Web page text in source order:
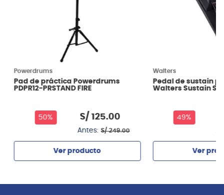
Powerdrums
Pad de práctica Powerdrums
PDPR12-PRSTAND FIRE
50% S/ 125.00
Antes: S/ 249.00
Ver producto
Walters
Pedal de sustain
Walters Sustain SV
49%
Ver